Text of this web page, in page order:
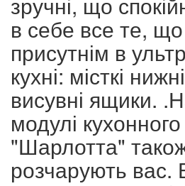
в себе все те,
присутнім в
кухні: місткі
висувні ящики.
модулі
"Шарлотта"
розчарують вас.